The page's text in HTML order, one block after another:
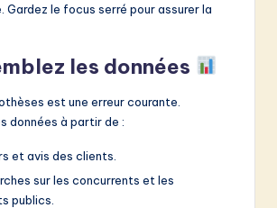
Gardez le focus serré pour assurer la
les données
est une erreur courante.
données à partir de :
et avis des clients.
sur les concurrents et les
publics.